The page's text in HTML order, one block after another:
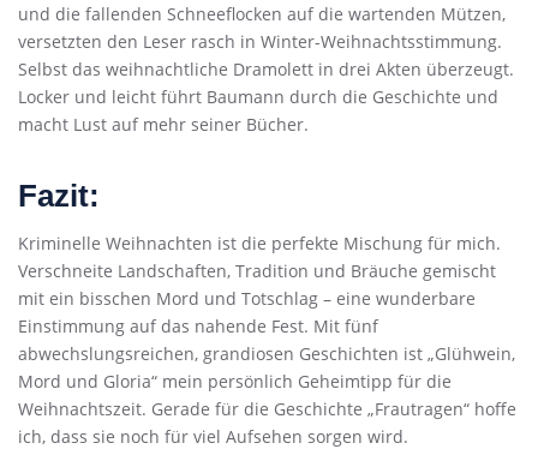
und die fallenden Schneeflocken auf die wartenden Mützen,
versetzten den Leser rasch in Winter-Weihnachtsstimmung.
Selbst das weihnachtliche Dramolett in drei Akten überzeugt.
Locker und leicht führt Baumann durch die Geschichte und
macht Lust auf mehr seiner Bücher.
Fazit:
Kriminelle Weihnachten ist die perfekte Mischung für mich.
Verschneite Landschaften, Tradition und Bräuche gemischt
mit ein bisschen Mord und Totschlag – eine wunderbare
Einstimmung auf das nahende Fest. Mit fünf
abwechslungsreichen, grandiosen Geschichten ist „Glühwein,
Mord und Gloria“ mein persönlich Geheimtipp für die
Weihnachtszeit. Gerade für die Geschichte „Frautragen“ hoffe
ich, dass sie noch für viel Aufsehen sorgen wird.